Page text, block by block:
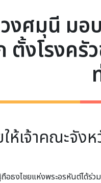
งศมุนี มอ
งโรงครั
เจ้าคณะจัง
ธงไชยแห่งพระอรหันต์ได้ร่